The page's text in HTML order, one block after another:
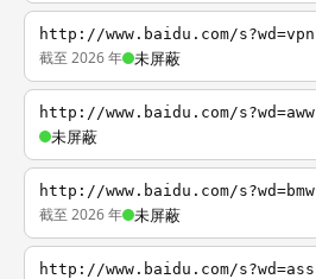
http://www.baidu.com/s?wd=vpn
截至 2026 年 未屏蔽
http://www.baidu.com/s?wd=aww
未屏蔽
http://www.baidu.com/s?wd=bmw
截至 2026 年 未屏蔽
http://www.baidu.com/s?wd=ass